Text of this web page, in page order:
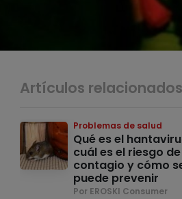
Artículos relacionados
Problemas de salud
Qué es el
cuál es el riesgo de
contagio y cómo
puede prevenir
Por EROSKI Consumer